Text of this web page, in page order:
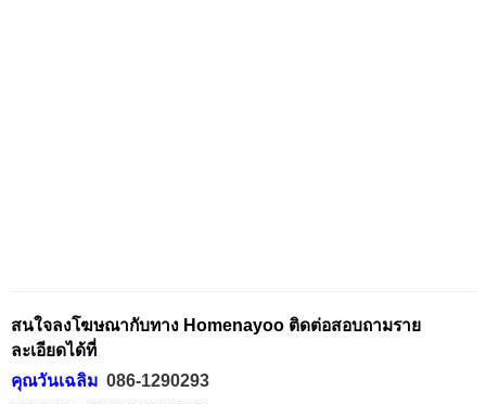
สนใจลงโฆษณากับทาง Homenayoo ติดต่อสอบถามราย
ละเอียดได้ที่
คุณวันเฉลิม 086-1290293